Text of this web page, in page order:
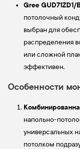
Gree GUD71ZD1/
потолочный
выбран для
распределения
или сложной
эффективен.
Особенности
напольно-
универсальных
потолком